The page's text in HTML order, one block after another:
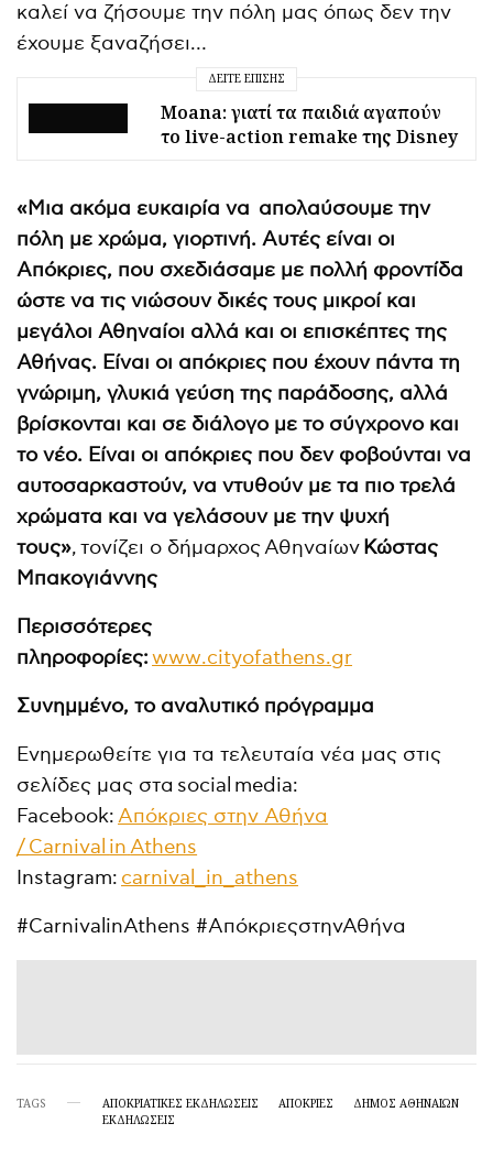
καλεί να ζήσουμε την πόλη μας όπως δεν την
έχουμε ξαναζήσει…
ΔΕΊΤΕ ΕΠΊΣΗΣ
Moana: γιατί τα παιδιά αγαπούν
το live-action remake της Disney
«Μια ακόμα ευκαιρία να απολαύσουμε την
πόλη με χρώμα, γιορτινή. Αυτές είναι οι
Απόκριες, που σχεδιάσαμε με πολλή φροντίδα
ώστε να τις νιώσουν δικές τους μικροί και
μεγάλοι Αθηναίοι αλλά και οι επισκέπτες της
Αθήνας. Είναι οι απόκριες που έχουν πάντα τη
γνώριμη, γλυκιά γεύση της παράδοσης, αλλά
βρίσκονται και σε διάλογο με το σύγχρονο και
το νέο. Είναι οι απόκριες που δεν φοβούνται να
αυτοσαρκαστούν, να ντυθούν με τα πιο τρελά
χρώματα και να γελάσουν με την ψυχή
τους», τονίζει ο δήμαρχος Αθηναίων Κώστας
Μπακογιάννης
Περισσότερες
πληροφορίες:www.cityofathens.gr
Συνημμένο, το αναλυτικό πρόγραμμα
Ενημερωθείτε για τα τελευταία νέα μας στις
σελίδες μας στα social media:
Facebook:Απόκριες στην Αθήνα
/Carnival inAthens
Instagram: carnival in _athens
#CarnivalinAthens #ΑπόκριεςστηνΑθήνα
TAGS ΑΠΟΚΡΙΆΤΙΚΕΣ ΕΚΔΗΛΏΣΕΙΣ ΑΠΟΚΡΙΕΣ
ΔΉΜΟΣ ΑΘΗΝΑΊΩΝ
ΕΚΔΗΛΏΣΕΙΣ